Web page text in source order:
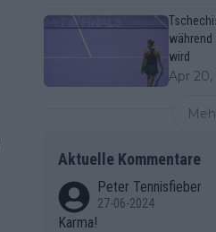
während
wird
Apr 20,
Aktuelle Kommentare
Peter Tennisfieber
27-06-2024
Karma!